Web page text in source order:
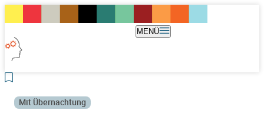
MENÜ
Mit Übernachtung